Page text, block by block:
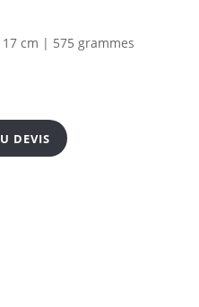
cm | 575 grammes
DEVIS